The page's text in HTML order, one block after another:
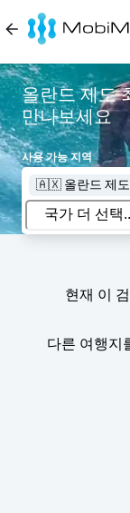
올란드 제도
만나보세요
사용 가능 지역
🇦🇽 올란드 제도
현재 이
다른 여행지